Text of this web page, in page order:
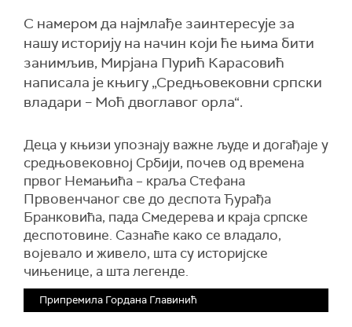
С намером да најмлађе заинтересује за
нашу историју на начин који ће њима бити
занимљив, Мирјана Пурић Карасовић
написала је књигу „Средњовековни српски
владари – Моћ двоглавог орла“.
Деца у књизи упознају важне људе и догађаје у
средњовековној Србији, почев од времена
првог Немањића – краља Стефана
Првовенчаног све до деспота Ђурађа
Бранковића, пада Смедерева и краја српске
деспотовине. Сазнаће како се владало,
војевало и живело, шта су историјске
чињенице, а шта легенде.
Припремила Гордана Главинић